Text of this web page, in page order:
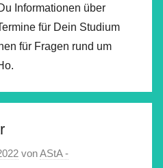
Informationen über
für Dein Studium
für Fragen rund um
vonAStA -